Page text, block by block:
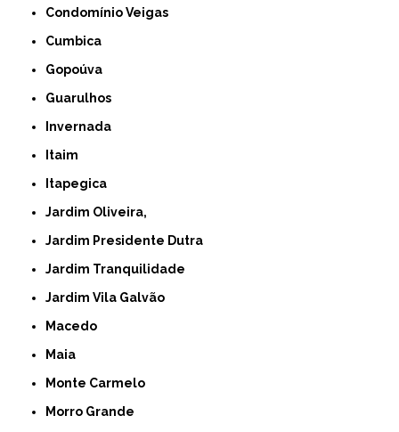
Condomínio Veigas
Cumbica
Gopoúva
Guarulhos
Invernada
Itaim
Itapegica
Jardim Oliveira,
Jardim Presidente Dutra
Jardim Tranquilidade
Jardim Vila Galvão
Macedo
Maia
Monte Carmelo
Morro Grande